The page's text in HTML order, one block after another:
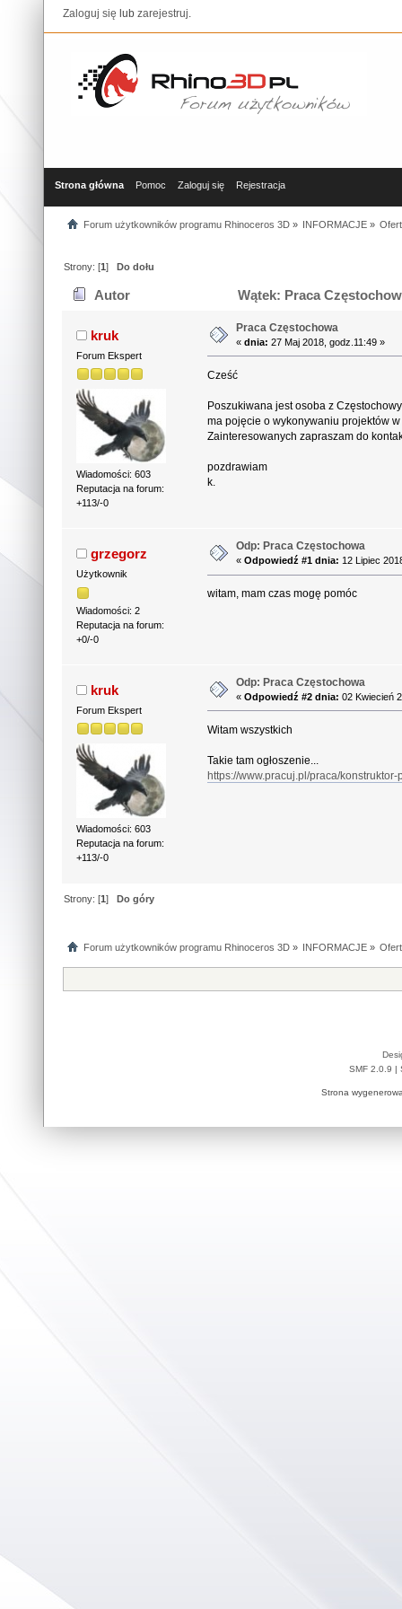
Zaloguj się lub zarejestruj.
Strona główna Pomoc Zaloguj się Rejestracja
Forum użytkowników programu Rhinoceros 3D» INFORMACJE»
Strony: [1]Do dołu
Autor Wątek: Praca
kruk
Forum Ekspert
Wiadomości: 603
Reputacja na forum:
+113/-0
Praca Częstochowa
«dnia: 27 Maj 2018, godz.11:49 »
Cześć
Poszukiwana jest osoba z
ma pojęcie o wykonywaniu projektów
Zainteresowanych zapraszam do
pozdrawiam
k.
grzegorz
Użytkownik
Wiadomości: 2
Reputacja na forum:
+0/-0
Odp: Praca Częstochowa
«Odpowiedź #1 dnia: 12 Lipiec
witam, mam czas mogę pomóc
kruk
Forum Ekspert
Wiadomości: 603
Reputacja na forum:
+113/-0
Odp: Praca Częstochowa
«Odpowiedź #2 dnia: 02 Kwiecień
Witam wszystkich
Takie tam ogłoszenie...
https://www.pracuj.pl/praca/
Strony: [1] Do góry
Forum użytkowników programu Rhinoceros 3D» INFORMACJE»
SMF 2.0.9 |
Strona